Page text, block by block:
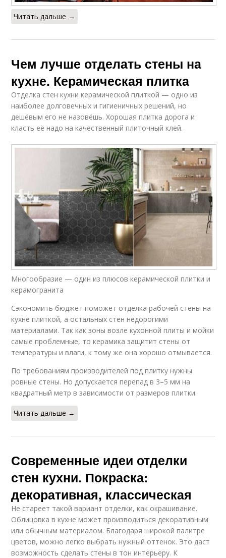
Читать дальше →
Чем лучше отделать стены на
кухне. Керамическая плитка
Отделка стен кухни керамической плиткой — одно из
наиболее долговечных и гигиеничных решений, но
дешёвым его не назовёшь. Хорошая плитка дорога и
класть её надо на качественный плиточный клей.
Многообразие — один из плюсов керамической плитки и
керамогранита
Сэкономить бюджет поможет отделка рабочей стены на
кухне плиткой, а остальных стен недорогими
материалами. Так как зоны возле кухонной плиты и мойки
самые проблемные, то керамика защитит стены от
температуры и влаги, к тому же она хорошо отмывается.
По требованиям производителей под плитку нужны
ровные стены. Но допускается перепад в 3–5 мм на
квадратный метр в зависимости от размеров плитки.
Читать дальше →
Современные идеи отделки
стен кухни. Покраска:
декоративная, классическая
Не стареет такой вариант отделки, как окрашивание.
Облицовка в кухне может производиться декоративным
или обычным материалом. Благодаря широкой палитре
цветов, можно легко выбрать нужный оттенок. Это даст
возможность сделать стены в тон интерьеру. К